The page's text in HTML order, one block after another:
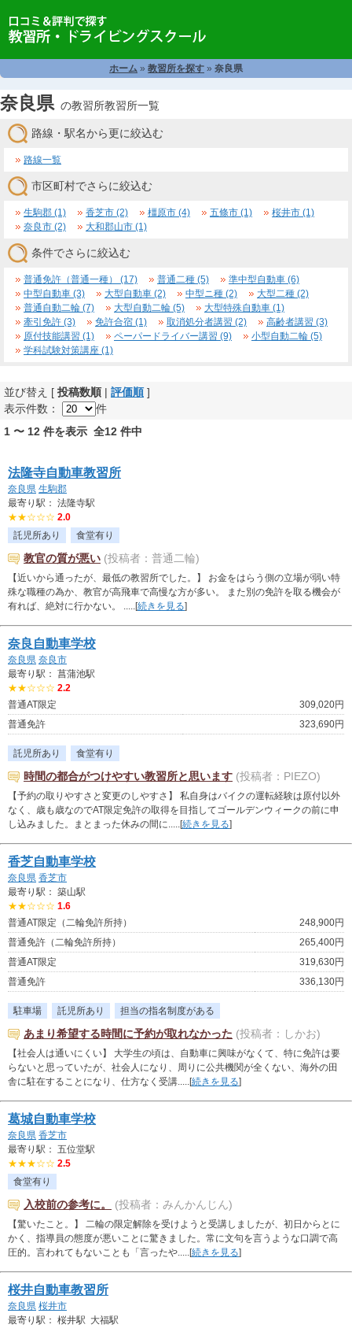
ホーム » 教習所を探す » 奈良県
奈良県 の教習所教習所一覧
路線・駅名から更に絞込む
路線一覧
市区町村でさらに絞込む
生駒郡 (1) 香芝市 (2) 橿原市 (4) 五條市 (1)
桜井市 (1)
奈良市 (2)
大和郡山市 (1)
条件でさらに絞込む
普通免許（普通一種） (17) 普通二種 (5)
準中型自動車 (6)
中型自動車 (3)
大型自動車 (2) 中型ニ種 (2)
大型二種 (2)
普通自動二輪 (7)
大型自動二輪 (5)
大型特殊自動車 (1)
牽引免許 (3)
免許合宿 (1) 取消処分者講習 (2)
高齢者講習 (3)
原付技能講習 (1)
ペーパードライバー講習 (9)
小型自動二輪 (5)
学科試験対策講座 (1)
並び替え [ 投稿数順| 評価順]
表示件数：
件
1 〜 12 件を表示 全12 件中
法隆寺自動車教習所
奈良県 生駒郡
最寄り駅： 法隆寺駅
★★☆☆☆ 2.0
託児所あり
食堂有り
教官の質が悪い (投稿者：普通二輪)
【近いから通ったが、最低の教習所でした。】 お金をはらう側の立場が弱い特
殊な職種の為か、教官が高飛車で高慢な方が多い。 また別の免許を取る機会が
有れば、絶対に行かない。 .....[続きを見る]
奈良自動車学校
奈良県 奈良市
最寄り駅： 菖蒲池駅
★★☆☆☆ 2.2
普通AT限定
309,020円
普通免許
323,690円
託児所あり 食堂有り
時間の都合がつけやすい教習所と思います (投稿者：PIEZO)
【予約の取りやすさと変更のしやすさ】 私自身はバイクの運転経験は原付以外
なく、歳も歳なのでAT限定免許の取得を目指してゴールデンウィークの前に申
し込みました。まとまった休みの間に.....[続きを見る]
香芝自動車学校
奈良県 香芝市
最寄り駅： 築山駅
★★☆☆☆ 1.6
普通AT限定（二輪免許所持）
248,900円
普通免許（二輪免許所持）
265,400円
普通AT限定
319,630円
普通免許
336,130円
駐車場 託児所あり 担当の指名制度がある
あまり希望する時間に予約が取れなかった (投稿者：しかお)
【社会人は通いにくい】 大学生の頃は、自動車に興味がなくて、特に免許は要
らないと思っていたが、社会人になり、周りに公共機関が全くない、海外の田
舎に駐在することになり、仕方なく受講.....[続きを見る]
葛城自動車学校
奈良県 香芝市
最寄り駅： 五位堂駅
★★★☆☆ 2.5
食堂有り
入校前の参考に。 (投稿者：みんかんじん)
【驚いたこと。】 二輪の限定解除を受けようと受講しましたが、初日からとに
かく、指導員の態度が悪いことに驚きました。常に文句を言うような口調で高
圧的。言われてもないことも「言ったや.....[続きを見る]
桜井自動車教習所
奈良県 桜井市
最寄り駅： 桜井駅 大福駅